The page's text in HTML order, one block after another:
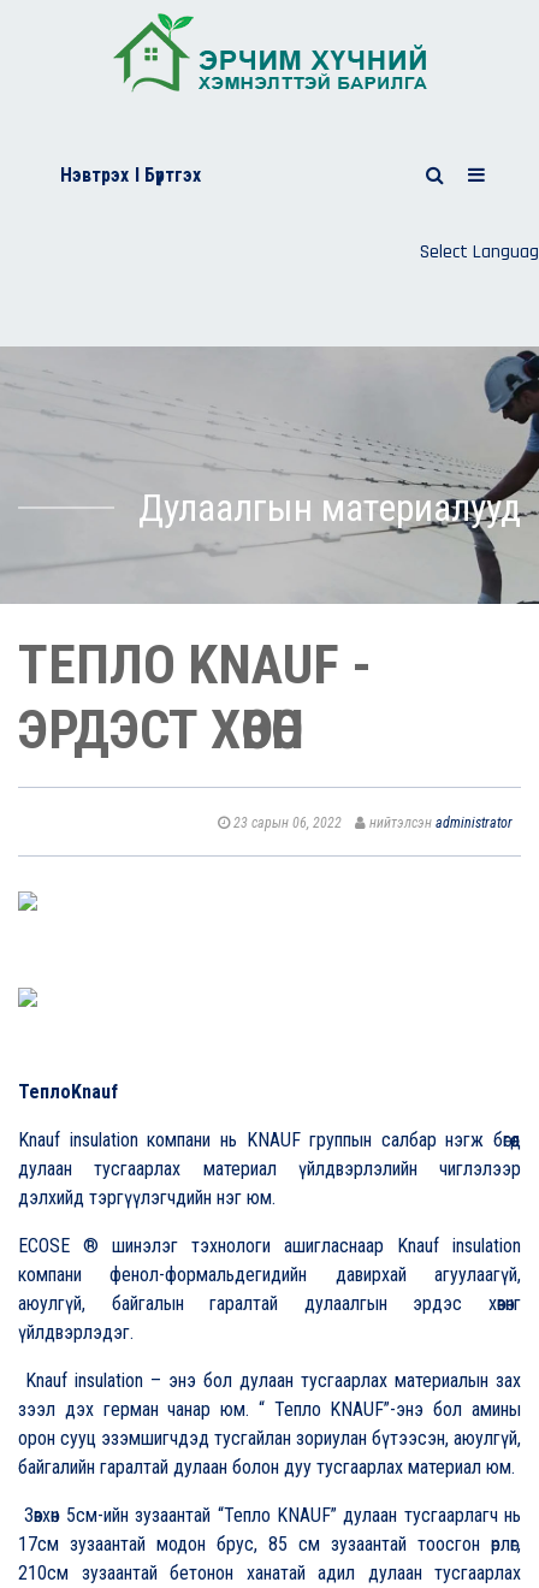
Нэвтрэх I Бүртгэх
Select
Дулаалгын материалууд
ТЕПЛО KNAUF -
ЭРДЭСТ ХӨВӨН
23 сарын 06, 2022 нийтэлсэн administrator
ТеплоKnauf
Knauf insulation компани нь KNAUF группын салбар нэгж бөгөөд
дулаан тусгаарлах материал үйлдвэрлэлийн чиглэлээр
дэлхийд тэргүүлэгчдийн нэг юм.
ECOSE ® шинэлэг тэхнологи ашигласнаар Knauf insulation
компани фенол-формальдегидийн давирхай агуулаагүй,
аюулгүй, байгалын гаралтай дулаалгын эрдэс хөвөнг
үйлдвэрлэдэг.
Knauf insulation – энэ бол дулаан тусгаарлах материалын зах
зээл дэх герман чанар юм. “ Тепло KNAUF”-энэ бол амины
орон сууц эзэмшигчдэд тусгайлан зориулан бүтээсэн, аюулгүй,
байгалийн гаралтай дулаан болон дуу тусгаарлах материал юм.
Зөвхөн 5см-ийн зузаантай “Тепло KNAUF” дулаан тусгаарлагч нь
17см зузаантай модон брус, 85 см зузаантай тоосгон өрлөг,
210см зузаантай бетонон ханатай адил дулаан тусгаарлах